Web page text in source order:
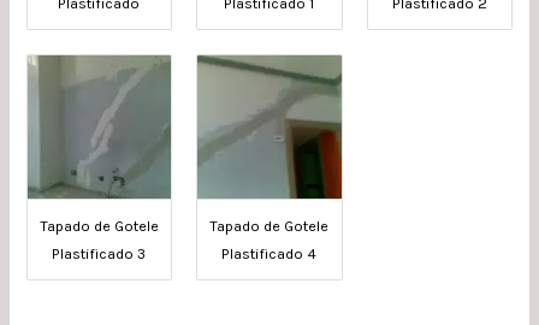
Tapado de Gotele
Plastificado 3
Tapado de Gotele
Plastificado 4